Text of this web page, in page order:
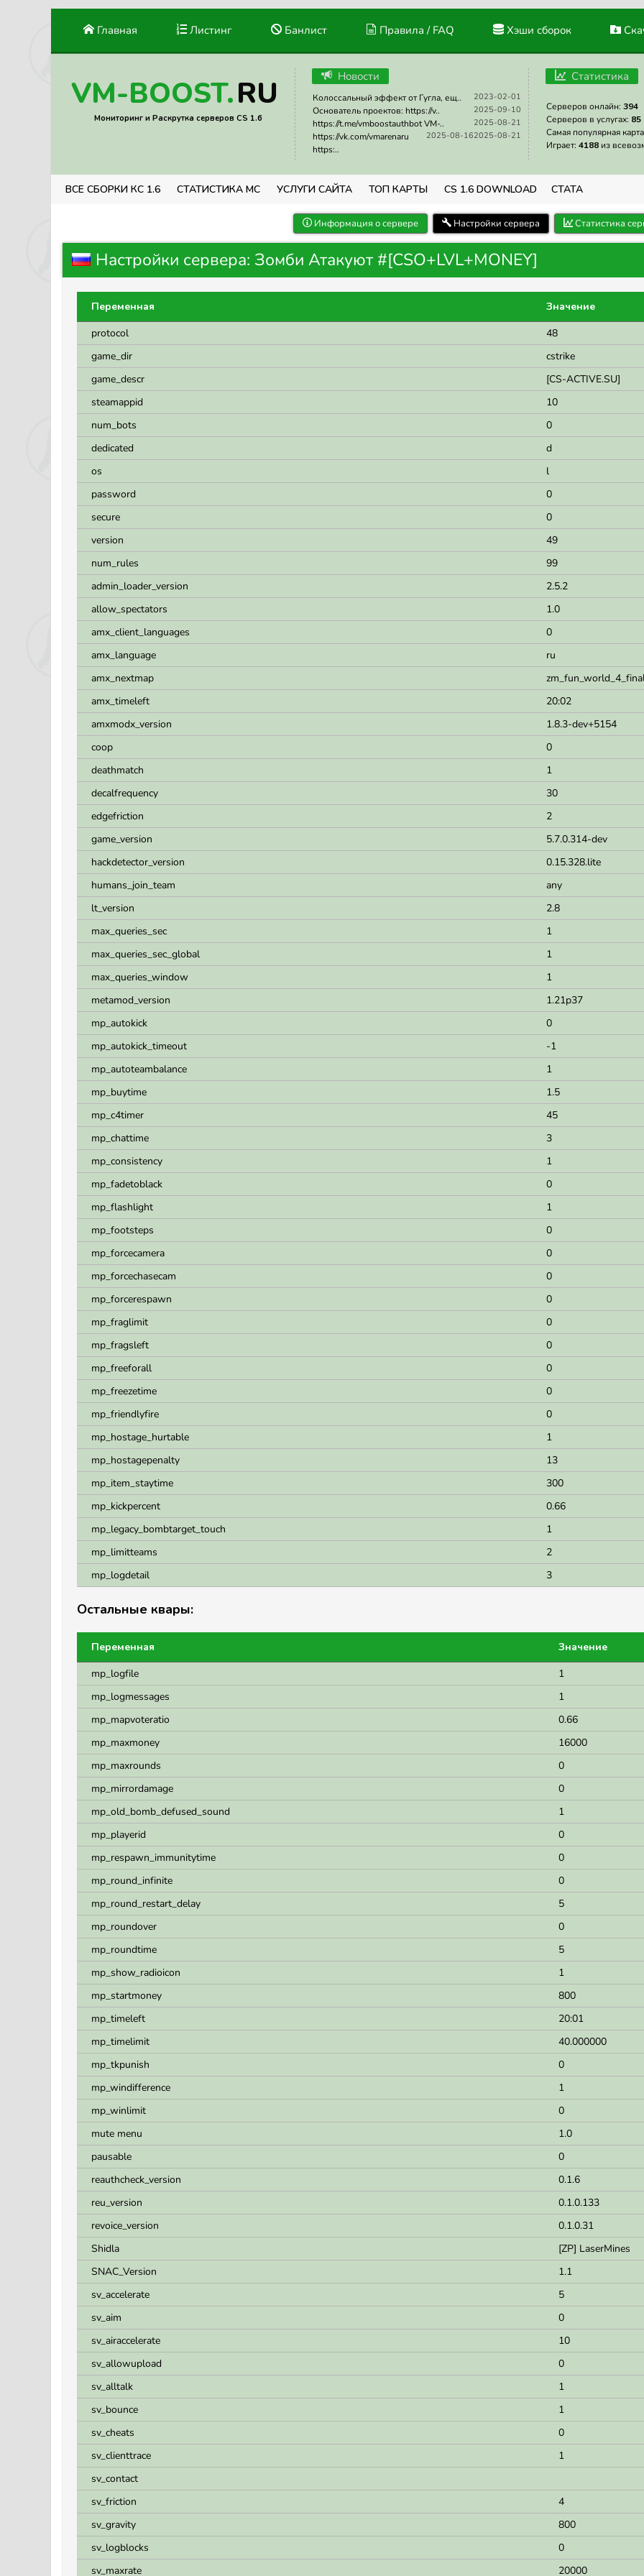
Главная Листинг Банлист Правила / FAQ Хэши сборок
VM-BOOST.RU
Мониторинг и Раскрутка серверов CS 1.6
Новости
2023-02-01
Колоссальный эффект от Гугла, ещ..
2025-09-10
Основатель проектов: https://v..
2025-08-21
https://t.me/vmboostauthbot VM-..
2025-08-21
2025-08-16
https://vk.com/vmarenaru
https:..
Статистика
Серверов онлайн: 394
Серверов в услугах: 85
Самая популярная
Играет: 4188 из
ВСЕ СБОРКИ КС 1.6 СТАТИСТИКА МС УСЛУГИ САЙТА ТОП КАРТЫ CS 1.6 DOWNLOAD СТАТА
Информация о сервере Настройки сервера Статистика
Настройки сервера: Зомби Атакуют #[CSO+LVL+MONEY]
Переменная
Значение
protocol
48
game_dir
cstrike
game_descr
[CS-ACTIVE.SU]
steamappid
10
num_bots
0
dedicated
d
os
l
password
0
secure
0
version
49
num_rules
99
admin_loader_version
2.5.2
allow_spectators
1.0
amx_client_languages
0
amx_language
ru
amx_nextmap
amx_timeleft
20:02
amxmodx_version
1.8.3-dev+5154
coop
0
deathmatch
1
decalfrequency
30
edgefriction
2
game_version
5.7.0.314-dev
hackdetector_version
0.15.328.lite
humans_join_team
any
lt_version
2.8
max_queries_sec
1
max_queries_sec_global
1
max_queries_window
1
metamod_version
1.21p37
mp_autokick
0
mp_autokick_timeout
-1
mp_autoteambalance
1
mp_buytime
1.5
mp_c4timer
45
mp_chattime
3
mp_consistency
1
mp_fadetoblack
0
mp_flashlight
1
mp_footsteps
0
mp_forcecamera
0
mp_forcechasecam
0
mp_forcerespawn
0
mp_fraglimit
0
mp_fragsleft
0
mp_freeforall
0
mp_freezetime
0
mp_friendlyfire
0
mp_hostage_hurtable
1
mp_hostagepenalty
13
mp_item_staytime
300
mp_kickpercent
0.66
mp_legacy_bombtarget_touch
1
mp_limitteams
2
mp_logdetail
3
Остальные квары:
Переменная
Значение
mp_logfile
1
mp_logmessages
1
mp_mapvoteratio
0.66
mp_maxmoney
16000
mp_maxrounds
0
mp_mirrordamage
0
mp_old_bomb_defused_sound
1
mp_playerid
0
mp_respawn_immunitytime
0
mp_round_infinite
0
mp_round_restart_delay
5
mp_roundover
0
mp_roundtime
5
mp_show_radioicon
1
mp_startmoney
800
mp_timeleft
20:01
mp_timelimit
40.000000
mp_tkpunish
0
mp_windifference
1
mp_winlimit
0
mute menu
1.0
pausable
0
reauthcheck_version
0.1.6
reu_version
0.1.0.133
revoice_version
0.1.0.31
Shidla
[ZP] LaserMines
SNAC_Version
1.1
sv_accelerate
5
sv_aim
0
sv_airaccelerate
10
sv_allowupload
0
sv_alltalk
1
sv_bounce
1
sv_cheats
0
sv_clienttrace
1
sv_contact
sv_friction
4
sv_gravity
800
sv_logblocks
0
sv_maxrate
20000